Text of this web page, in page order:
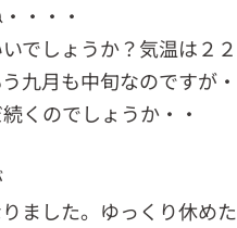
・・・
でしょうか？気温は２
九月も中旬なのですが・
くのでしょうか・・
ました。ゆっくり休め